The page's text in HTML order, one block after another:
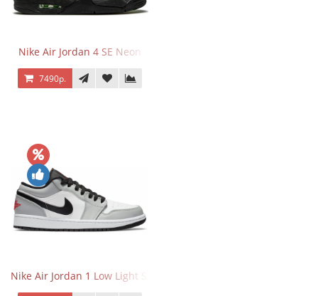
Nike Air Jordan 4 SE Neon
7490р.
Nike Air Jordan 1 Low Light Smoke Grey